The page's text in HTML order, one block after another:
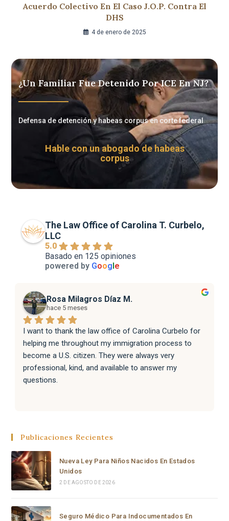
Acuerdo Colectivo En El Caso J.O.P. Contra El
DHS
4 de enero de 2025
¿Un Familiar Fue Detenido Por ICE En NJ?
Defensa de detención y habeas corpus en corte federal
Hable con un abogado de habeas
corpus
The Law Office of Carolina T. Curbelo,
LLC
5.0
Basado en 125 opiniones
powered by Google
Rosa Milagros Díaz M.
hace 5 meses
I want to thank the law office of Carolina Curbelo for
helping me throughout my immigration process to
become a U.S. citizen. They were always very
professional, kind, and available to answer my
questions.
I sincerely recommend the law office of Carolina
Curbelo to anyone who needs help with immigration
matters. Thank you so much for your support and
dedication.
Publicaciones Recientes
Nueva Ley Para Niños Nacidos En Estados
Unidos
2 DE AGOSTO DE 2026
Seguro Médico Para Indocumentados En